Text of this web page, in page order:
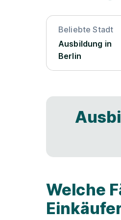
Beliebte Stadt
Ausbildung in
Berlin
Welche